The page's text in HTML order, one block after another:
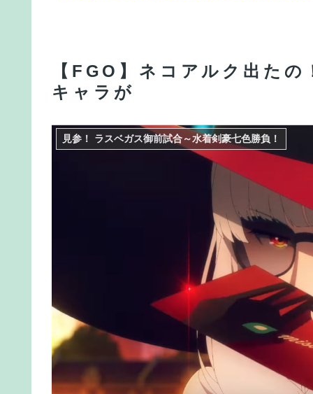
【FGO】ジャンヌ系にラクシュミーは含まれま
【雑談】アニプレックスってFGO以外で稼げるス
【FGO】ジャンヌ系にラクシュミーは含まれま
【FGO】金時といい勝負。クーフーリン・オルタ
【FGO】ネコアルク出た
キャラが
見参！ ラスベガス御前試合～水着剣豪七色勝負！